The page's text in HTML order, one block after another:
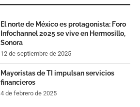
El norte de México es protagonista: Foro
Infochannel 2025 se vive en Hermosillo,
Sonora
12 de septiembre de 2025
Mayoristas de TI impulsan servicios
financieros
4 de febrero de 2025